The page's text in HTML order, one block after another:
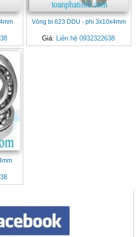
Vòng bi 623 DDU - phi 3x10x4mm
Giá: Liên hệ 0932322638